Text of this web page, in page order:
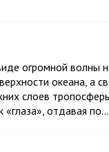
огромной волны
океана, а
слоев
«глаза», отдавая по…